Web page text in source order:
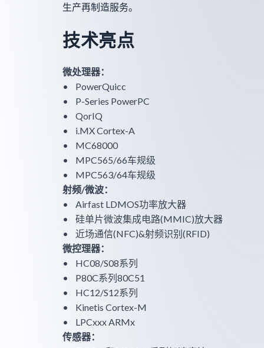
生产再制造服务。
技术亮点
微处理器：
• PowerQuicc
• P-Series PowerPC
• QorIQ
• i.MX Cortex-A
• MC68000
• MPC565/66车规级
• MPC563/64车规级
射频/微波：
• Airfast LDMOS功率放大器
• 硅单片微波集成电路(MMIC)放大器
• 近场通信(NFC)&射频识别(RFID)
微控理器：
• HC08/S08系列
• P80C系列80C51
• HC12/S12系列
• Kinetis Cortex-M
• LPCxxx ARMx
传感器：